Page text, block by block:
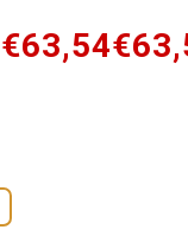
€63,54